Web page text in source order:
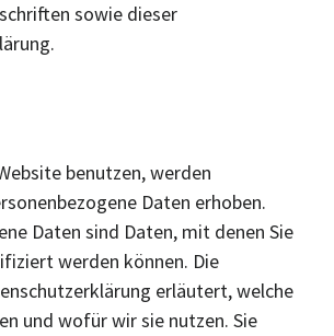
sowie dieser
benutzen, werden
Daten erhoben.
Daten sind Daten, mit denen Sie
werden können. Die
erläutert, welche
und wofür wir sie nutzen. Sie